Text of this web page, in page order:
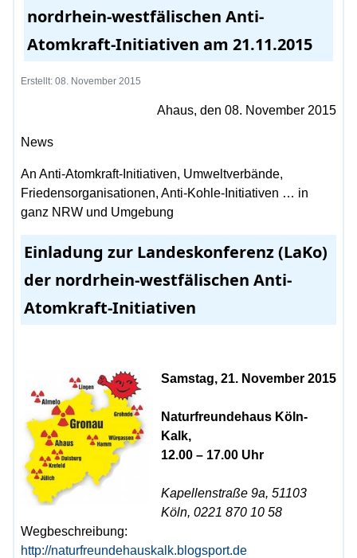
nordrhein-westfälischen Anti-
Atomkraft-Initiativen am 21.11.2015
Erstellt: 08. November 2015
Ahaus, den 08. November 2015
News
An Anti-Atomkraft-Initiativen, Umweltverbände,
Friedensorganisationen, Anti-Kohle-Initiativen … in
ganz NRW und Umgebung
Einladung zur Landeskonferenz (LaKo)
der nordrhein-westfälischen Anti-
Atomkraft-Initiativen
Samstag, 21. November 2015
Naturfreundehaus Köln-
Kalk,
12.00 – 17.00 Uhr
Kapellenstraße 9a, 51103
Köln, 0221 870 10 58
Wegbeschreibung:
http://naturfreundehauskalk.blogsport.de